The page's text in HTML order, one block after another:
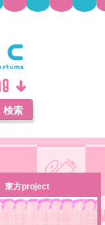
検索
東方project